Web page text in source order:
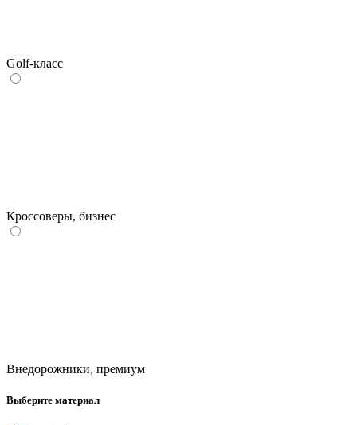
Golf-класс
Кроссоверы, бизнес
Внедорожники, премиум
Выберите материал